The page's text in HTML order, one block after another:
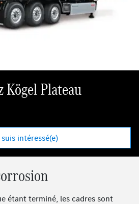
Kögel Plateau
suis intéressé(e)
étant terminé, les cadres sont